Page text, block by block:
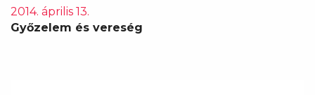
2014. április 13.
Győzelem és vereség